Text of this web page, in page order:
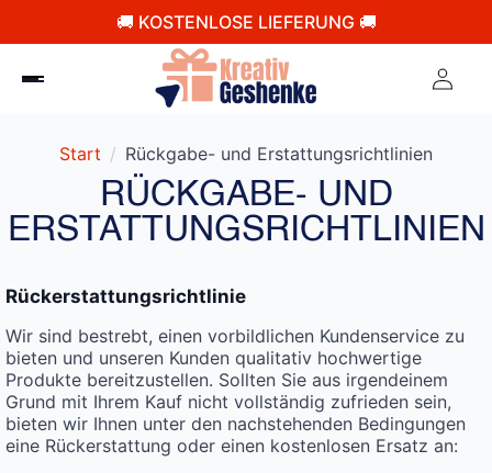
🚚 KOSTENLOSE LIEFERUNG 🚚
Start Rückgabe- und Erstattungsrichtlinien
RÜCKGABE- UND
ERSTATTUNGSRICHTLINIEN
Rückerstattungsrichtlinie
Wir sind bestrebt, einen vorbildlichen Kundenservice zu
bieten und unseren Kunden qualitativ hochwertige
Produkte bereitzustellen. Sollten Sie aus irgendeinem
Grund mit Ihrem Kauf nicht vollständig zufrieden sein,
bieten wir Ihnen unter den nachstehenden Bedingungen
eine Rückerstattung oder einen kostenlosen Ersatz an: